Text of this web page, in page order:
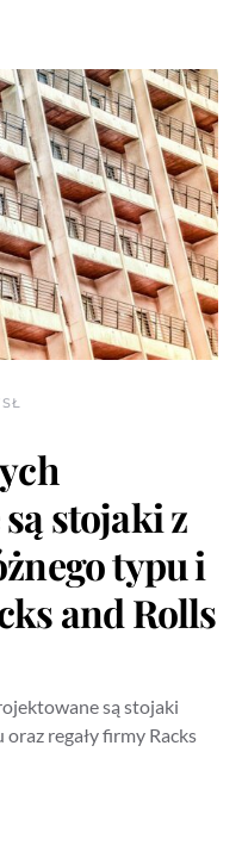
stojaki z
typu i
and Rolls
są stojaki
regały firmy Racks